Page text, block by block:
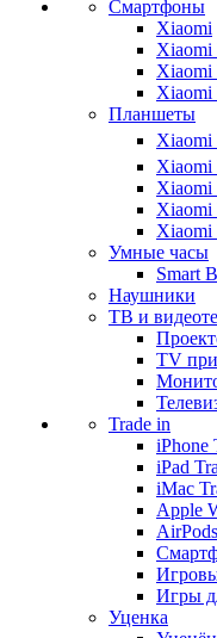
Смартфоны
Xiaomi
Xiaomi
Xiaomi
Xiaomi
Планшеты
Xiaomi
Xiaomi
Xiaomi
Xiaomi
Xiaomi
Умные часы
Smart
Наушники
ТВ и
TV
Trade in
iPhone
iPad
iMac
Apple
Игры
Уценка